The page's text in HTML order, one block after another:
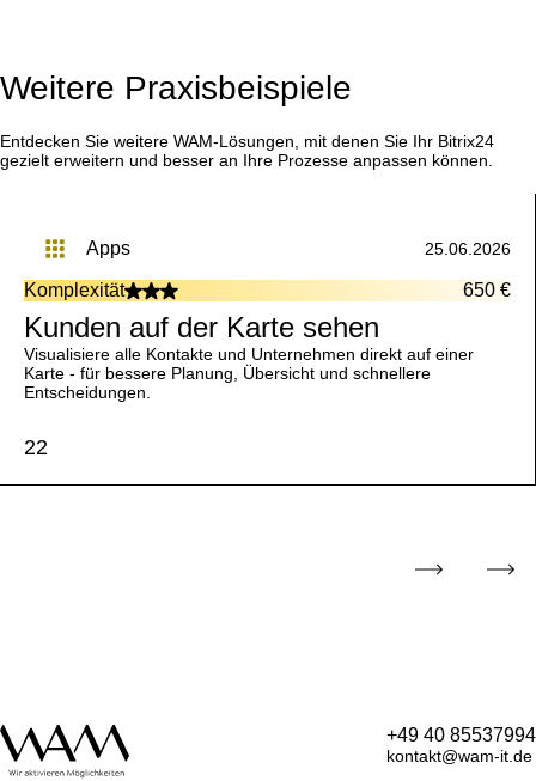
Weitere Praxisbeispiele
Entdecken Sie weitere WAM-Lösungen, mit denen Sie Ihr Bitrix24
gezielt erweitern und besser an Ihre Prozesse anpassen können.
apps 25.06.2026
Komplexität 650 €
Kunden auf der Karte sehen
Visualisiere alle Kontakte und Unternehmen direkt auf einer
Karte - für bessere Planung, Übersicht und schnellere
Entscheidungen.
22
+49 40 85537994
kontakt@wam-it.de